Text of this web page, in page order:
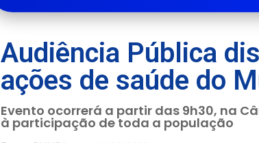
Audiência Pública
ações de saúde do
Evento ocorrerá a partir das 9h30, na
à participação de toda a população